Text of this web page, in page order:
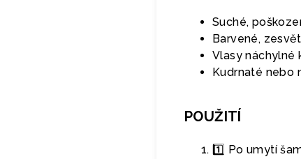
Suché,
Barvené,
Vlasy náchylné
Kudrnaté nebo
POUŽITÍ
1️⃣ Po umytí